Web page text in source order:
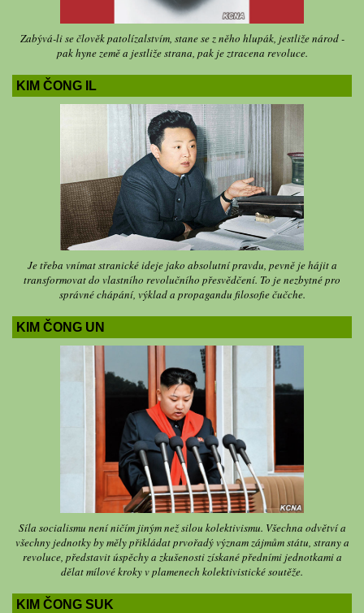
Zabývá-li se člověk patolízalstvím, stane se z něho hlupák, jestliže národ -
pak hyne země a jestliže strana, pak je ztracena revoluce.
KIM ČONG IL
Je třeba vnímat stranické ideje jako absolutní pravdu, pevně je hájit a
transformovat do vlastního revolučního přesvědčení. To je nezbytné pro
správné chápání, výklad a propagandu filosofie čučche.
KIM ČONG UN
Síla socialismu není ničím jiným než silou kolektivismu. Všechna odvětví a
všechny jednotky by měly přikládat prvořadý význam zájmům státu, strany a
revoluce, představit úspěchy a zkušenosti získané předními jednotkami a
dělat mílové kroky v plamenech kolektivistické soutěže.
KIM ČONG SUK